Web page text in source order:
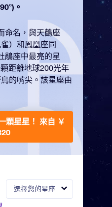
選擇您的星座
。
命名，與天鶴座
）和鳳凰座同
鵑座中最亮的星
距離地球200光年
的嘴尖。該星座由
顆星星！ 來自 ￥